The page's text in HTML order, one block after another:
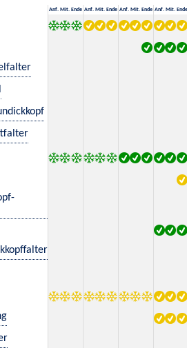
Anf. Mit. Ende Anf. Mit. Ende Anf. Mit. Ende Anf. Mit. Ende